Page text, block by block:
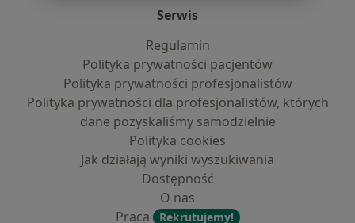
Serwis
Regulamin
Polityka prywatności pacjentów
Polityka prywatności profesjonalistów
Polityka prywatności dla profesjonalistów, których
dane pozyskaliśmy samodzielnie
Polityka cookies
Jak działają wyniki wyszukiwania
Dostępność
O nas
Praca
Rekrutujemy!